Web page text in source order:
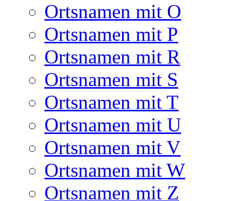
Ortsnamen mit O
Ortsnamen mit P
Ortsnamen mit R
Ortsnamen mit S
Ortsnamen mit T
Ortsnamen mit U
Ortsnamen mit V
Ortsnamen mit W
Ortsnamen mit Z